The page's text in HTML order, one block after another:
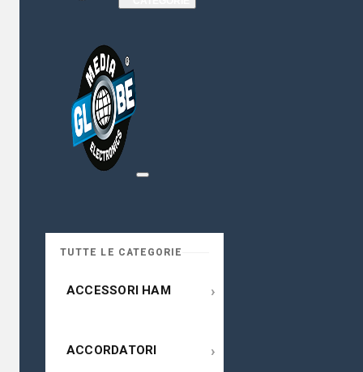
TUTTE LE CATEGORIE
ACCESSORI HAM ›
ACCORDATORI ›